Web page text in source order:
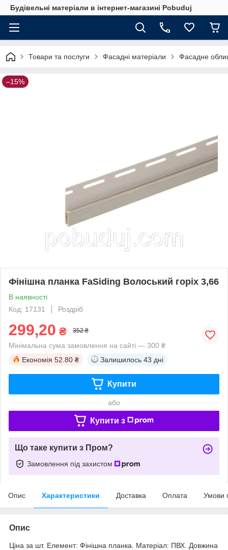
Будівельні матеріали в інтернет-магазині Pobuduj
Товари та послуги Фасадні матеріали Фасадне
–15%
Фінішна планка FaSiding Волоський горіх 3,66
В наявності
Код: 17131
Роздріб
299,20 ₴ 352 ₴
Мінімальна сума замовлення на сайті — 300 ₴
Економія 52.80 ₴ Залишилось 43 дні
Купити
або
Купити з
Що таке купити з Пром?
Замовлення під захистом
Опис Характеристики Доставка Оплата Умови
Опис
Ціна за шт. Елемент: Фінішна планка. Матеріал: ПВХ. Довжина